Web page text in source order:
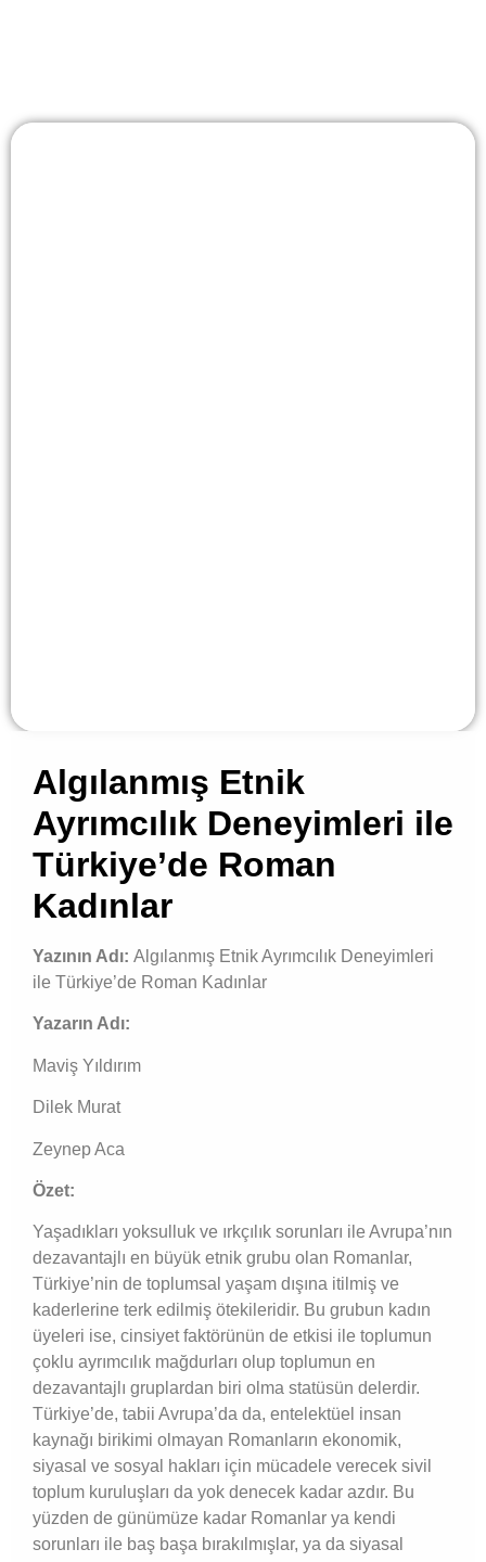
Algılanmış Etnik
Ayrımcılık Deneyimleri ile
Türkiye’de Roman
Kadınlar
Yazının Adı: Algılanmış Etnik Ayrımcılık Deneyimleri
ile Türkiye’de Roman Kadınlar
Yazarın Adı:
Maviş Yıldırım
Dilek Murat
Zeynep Aca
Özet:
Yaşadıkları yoksulluk ve ırkçılık sorunları ile Avrupa’nın
dezavantajlı en büyük etnik grubu olan Romanlar,
Türkiye’nin de toplumsal yaşam dışına itilmiş ve
kaderlerine terk edilmiş ötekileridir. Bu grubun kadın
üyeleri ise, cinsiyet faktörünün de etkisi ile toplumun
çoklu ayrımcılık mağdurları olup toplumun en
dezavantajlı gruplardan biri olma statüsün delerdir.
Türkiye’de, tabii Avrupa’da da, entelektüel insan
kaynağı birikimi olmayan Romanların ekonomik,
siyasal ve sosyal hakları için mücadele verecek sivil
toplum kuruluşları da yok denecek kadar azdır. Bu
yüzden de günümüze kadar Romanlar ya kendi
sorunları ile baş başa bırakılmışlar, ya da siyasal